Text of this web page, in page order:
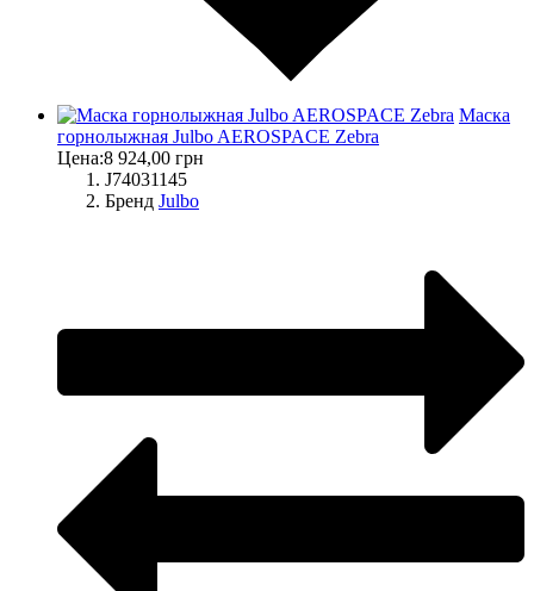
Маска
горнолыжная Julbo AEROSPACE Zebra
Цена:8 924,00 грн
J74031145
Бренд Julbo